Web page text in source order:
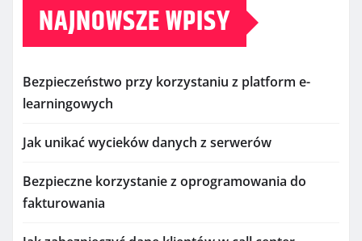
NAJNOWSZE WPISY
Bezpieczeństwo przy korzystaniu z platform e-
learningowych
Jak unikać wycieków danych z serwerów
Bezpieczne korzystanie z oprogramowania do
fakturowania